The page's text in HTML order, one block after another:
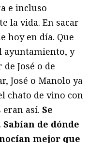
e incluso
la vida. En sacar
hoy en día. Que
ayuntamiento, y
José o de
José o Manolo ya
chato de vino con
eran así. Se
de dónde
mejor que